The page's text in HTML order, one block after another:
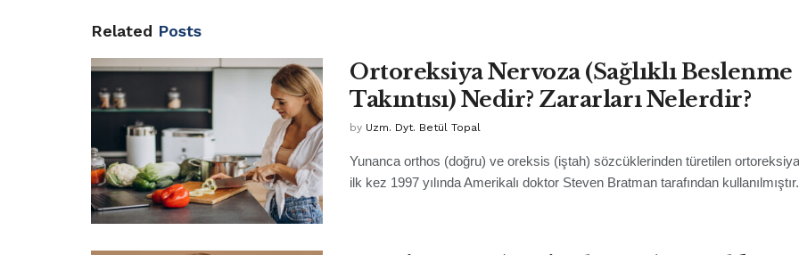
Related Posts
Ortoreksiya Nervoza (Sağlıklı Beslenme
Takıntısı) Nedir? Zararları Nelerdir?
by Uzm. Dyt. Betül Topal
Yunanca orthos (doğru) ve oreksis (iştah) sözcüklerinden türetilen
ilk kez 1997 yılında Amerikalı doktor Steven Bratman tarafından